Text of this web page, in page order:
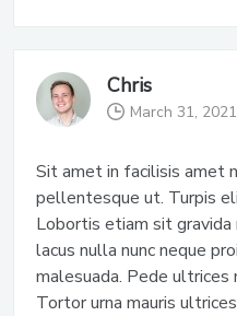
Chris
March 31,
Sit amet in facilisis amet
pellentesque ut. Turpis
Lobortis etiam sit
lacus nulla nunc neque
malesuada. Pede
Tortor urna mauris